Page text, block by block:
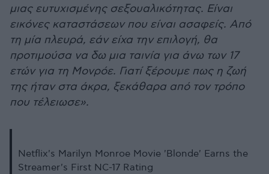
μιας ευτυχισμένης σεξουαλικότητας. Είναι
εικόνες καταστάσεων που είναι ασαφείς. Από
τη μία πλευρά, εάν είχα την επιλογή, θα
προτιμούσα να δω μια ταινία για άνω των 17
ετών για τη Μονρόε. Γιατί ξέρουμε πως η ζωή
της ήταν στα άκρα, ξεκάθαρα από τον τρόπο
που τέλειωσε».
Netflix's Marilyn Monroe Movie 'Blonde' Earns the
Streamer's First NC-17 Rating